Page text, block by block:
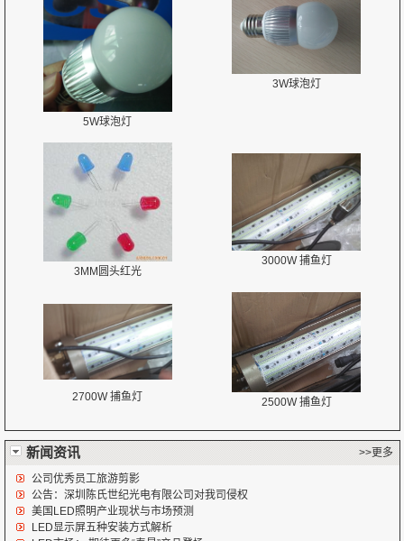
5W球泡灯
3W球泡灯
3MM圆头红光
3000W 捕鱼灯
2700W 捕鱼灯 2500W 捕鱼灯
新闻资讯 >>更多
公司优秀员工旅游剪影
公告：深圳陈氏世纪光电有限公司对我司侵权
美国LED照明产业现状与市场预测
LED显示屏五种安装方式解析